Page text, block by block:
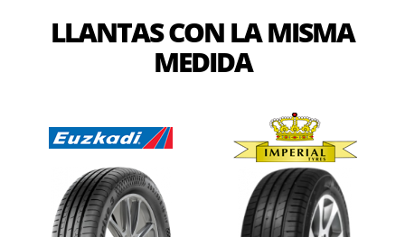
LLANTAS CON LA MISMA
MEDIDA